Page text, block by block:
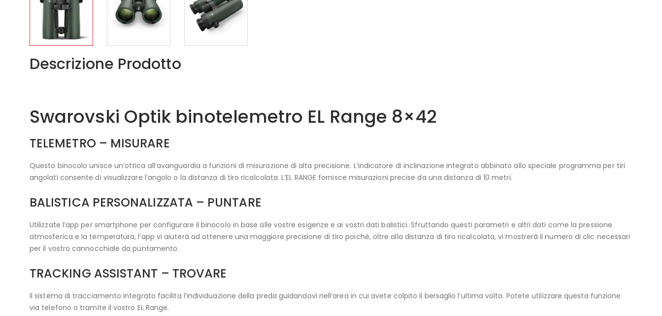
Descrizione Prodotto
Swarovski Optik binotelemetro EL Range 8×42
TELEMETRO – MISURARE
Questo binocolo unisce un’ottica all’avanguardia a funzioni di misurazione di alta precisione. L’indicatore di inclinazione integrato abbinato allo speciale programma per tiri
angolati consente di visualizzare l’angolo o la distanza di tiro ricalcolata. L’EL RANGE fornisce misurazioni precise da una distanza di 10 metri.
BALISTICA PERSONALIZZATA – PUNTARE
Utilizzate l’app per smartphone per configurare il binocolo in base alle vostre esigenze e ai vostri dati balistici. Sfruttando questi parametri e altri dati come la pressione
atmosferica e la temperatura, l’app vi aiuterà ad ottenere una maggiore precisione di tiro poiché, oltre alla distanza di tiro ricalcolata, vi mostrerà il numero di clic necessari
per il vostro cannocchiale da puntamento.
TRACKING ASSISTANT – TROVARE
Il sistema di tracciamento integrato facilita l’individuazione della preda guidandovi nell’area in cui avete colpito il bersaglio l’ultima volta. Potete utilizzare questa funzione
via telefono o tramite il vostro EL Range.